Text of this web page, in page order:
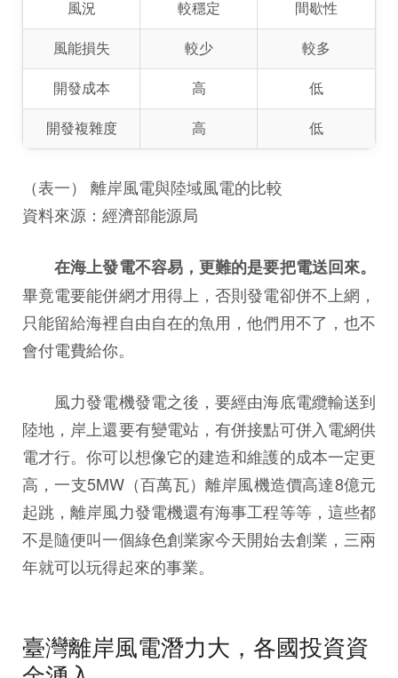
風況 較穩定 間歇性
風能損失 較少 較多
開發成本 高 低
開發複雜度 高 低
（表一） 離岸風電與陸域風電的比較
資料來源：經濟部能源局
在海上發電不容易，更難的是要把電送回來。
畢竟電要能併網才用得上，否則發電卻併不上網，
只能留給海裡自由自在的魚用，他們用不了，也不
會付電費給你。
風力發電機發電之後，要經由海底電纜輸送到
陸地，岸上還要有變電站，有併接點可併入電網供
電才行。你可以想像它的建造和維護的成本一定更
高，一支5MW（百萬瓦）離岸風機造價高達8億元
起跳，離岸風力發電機還有海事工程等等，這些都
不是隨便叫一個綠色創業家今天開始去創業，三兩
年就可以玩得起來的事業。
臺灣離岸風電潛力大，各國投資資